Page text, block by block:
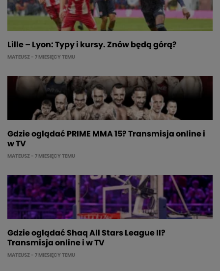
Lille – Lyon: Typy i kursy. Znów będą górą?
MATEUSZ - 7 MIESIĘCY TEMU
Gdzie oglądać PRIME MMA 15? Transmisja online i
w TV
MATEUSZ - 7 MIESIĘCY TEMU
Gdzie oglądać Shaq All Stars League II?
Transmisja online i w TV
MATEUSZ - 7 MIESIĘCY TEMU